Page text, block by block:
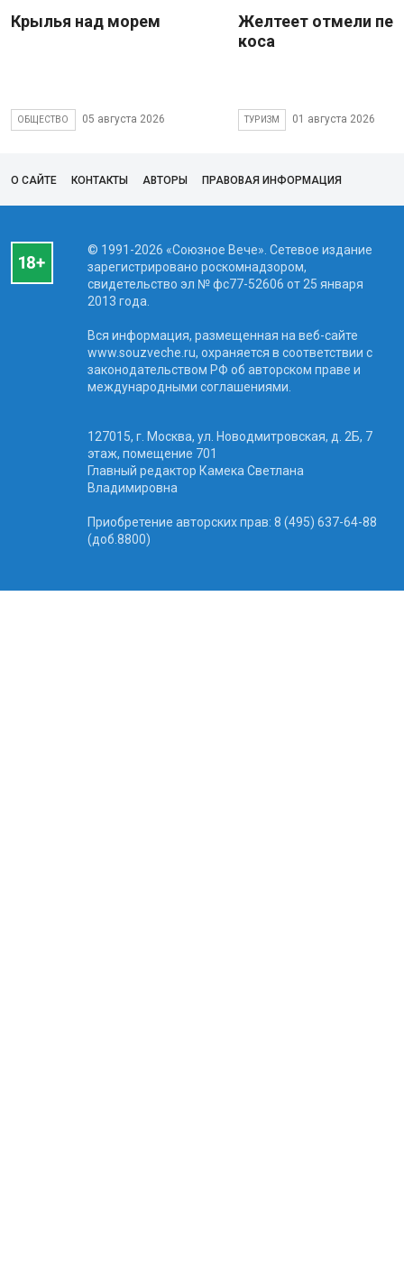
Крылья над морем
ОБЩЕСТВО 05 августа 2026
Желтеет отмели
коса
ТУРИЗМ 01 августа 2026
О САЙТЕ КОНТАКТЫ АВТОРЫ ПРАВОВАЯ ИНФОРМАЦИЯ
© 1991-2026 «Союзное Вече». Сетевое издание
зарегистрировано роскомнадзором,
свидетельство эл № фc77-52606 от 25 января
2013 года.
Вся информация, размещенная на веб-сайте
www.souzveche.ru, охраняется в соответствии с
законодательством РФ об авторском праве и
международными соглашениями.
127015, г. Москва, ул. Новодмитровская, д. 2Б, 7
этаж, помещение 701
Главный редактор Камека Светлана
Владимировна
Приобретение авторских прав: 8 (495) 637-64-88
(доб.8800)